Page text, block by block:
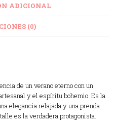
ADICIONAL
(0)
de un verano eterno con un
y el espíritu bohemio. Es la
elegancia relajada y una prenda
es la verdadera protagonista.